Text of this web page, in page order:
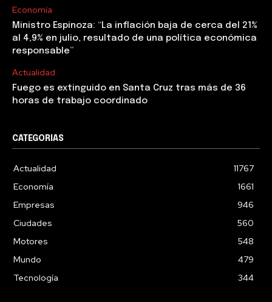
Economía
Ministro Espinoza: “La inflación baja de cerca del 21%
al 4,9% en julio, resultado de una política económica
responsable”
Actualidad
Fuego es extinguido en Santa Cruz tras más de 36
horas de trabajo coordinado
CATEGORIAS
Actualidad
11767
Economía
1661
Empresas
946
Ciudades
560
Motores
548
Mundo
479
Tecnología
344